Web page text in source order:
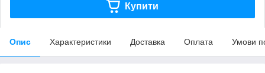
Купити
Опис Характеристики Доставка Оплата Умови